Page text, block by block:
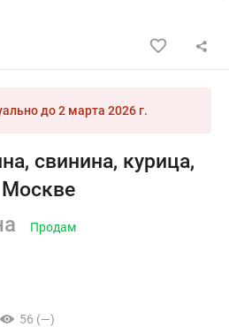
до2 марта 2026 г.
свинина, курица,
Продам
56 (—)